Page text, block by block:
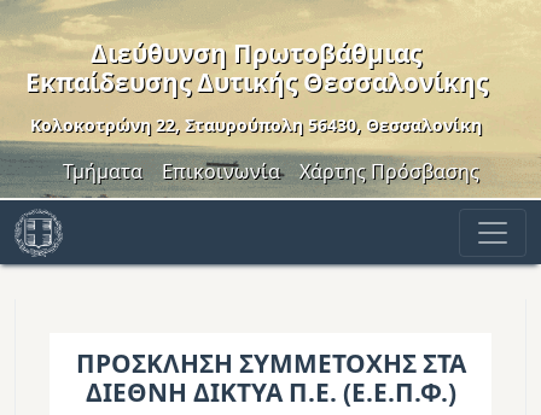
Παράκαμψη προς το κυρίως περιεχόμενο
Διεύθυνση Πρωτοβάθμιας
Εκπαίδευσης Δυτικής Θεσσαλονίκης
Κολοκοτρώνη 22, Σταυρούπολη 56430, Θεσσαλονίκη
Header Menu
Τμήματα Επικοινωνία Χάρτης Πρόσβασης
ΠΡΟΣΚΛΗΣΗ ΣΥΜΜΕΤΟΧΗΣ ΣΤΑ
ΔΙΕΘΝΗ ΔΙΚΤΥΑ Π.Ε. (Ε.Ε.Π.Φ.)